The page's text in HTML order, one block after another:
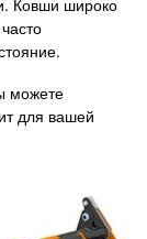
можете
для вашей